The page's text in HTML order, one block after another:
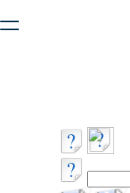
безопасную работу с